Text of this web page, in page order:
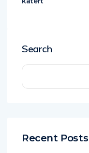
Search
Recent Posts